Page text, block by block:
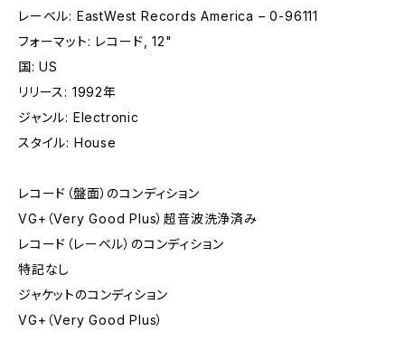
レーベル: EastWest Records America – 0-96111
フォーマット: レコード, 12"
国: US
リリース: 1992年
ジャンル: Electronic
スタイル: House
レコード（盤面）のコンディション
VG+（Very Good Plus）超音波洗浄済み
レコード（レーベル）のコンディション
特記なし
ジャケットのコンディション
VG+（Very Good Plus）